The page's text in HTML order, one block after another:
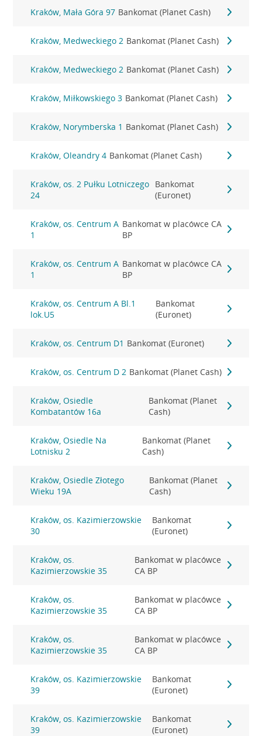
Kraków, Mała Góra 97 Bankomat (Planet Cash)
Kraków, Medweckiego 2 Bankomat (Planet Cash)
Kraków, Medweckiego 2 Bankomat (Planet Cash)
Kraków, Miłkowskiego 3 Bankomat (Planet Cash)
Kraków, Norymberska 1 Bankomat (Planet Cash)
Kraków, Oleandry 4 Bankomat (Planet Cash)
Kraków, os. 2 Pułku Lotniczego
24
Bankomat
(Euronet)
Kraków, os. Centrum A
1
Bankomat w placówce CA
BP
Kraków, os. Centrum A
1
Bankomat w placówce CA
BP
Kraków, os. Centrum A Bl.1
lok.U5
Bankomat
(Euronet)
Kraków, os. Centrum D1 Bankomat (Euronet)
Kraków, os. Centrum D 2 Bankomat (Planet Cash)
Kraków, Osiedle
Kombatantów 16a
Bankomat (Planet
Cash)
Kraków, Osiedle Na
Lotnisku 2
Bankomat (Planet
Cash)
Kraków, Osiedle Złotego
Wieku 19A
Bankomat (Planet
Cash)
Kraków, os. Kazimierzowskie
30
Bankomat
(Euronet)
Kraków, os.
Kazimierzowskie 35
Bankomat w placówce
CA BP
Kraków, os.
Kazimierzowskie 35
Bankomat w placówce
CA BP
Kraków, os.
Kazimierzowskie 35
Bankomat w placówce
CA BP
Kraków, os. Kazimierzowskie
39
Bankomat
(Euronet)
Kraków, os. Kazimierzowskie
39
Bankomat
(Euronet)